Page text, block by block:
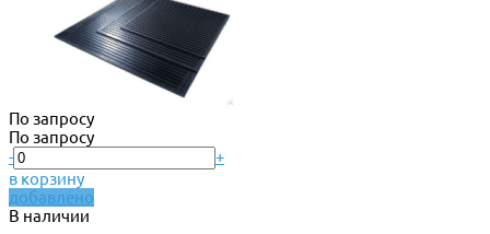
По запросу
По запросу
-
+
в корзину
добавлено
В наличии